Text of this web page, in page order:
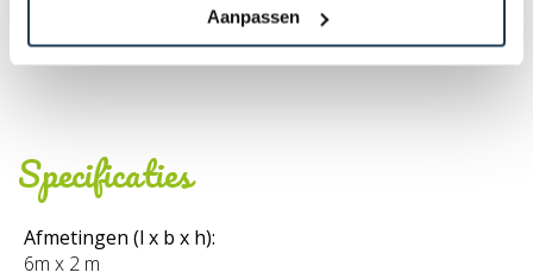
Aanpassen
Specificaties
Afmetingen (l x b x h):
6m x 2 m